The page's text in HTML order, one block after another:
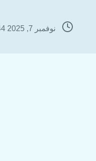
نوفمبر 7, 2025 12:44 م